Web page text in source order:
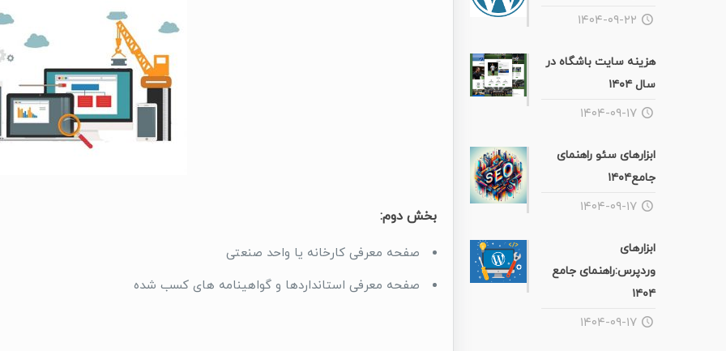
بخش دوم:
صفحه معرفی کارخانه یا واحد صنعتی
صفحه معرفی استانداردها و گواهینامه های کسب شده
۱۴۰۴-۰۹-۲۲
هزینه سایت باشگاه در
سال ۱۴۰۴
۱۴۰۴-۰۹-۱۷
ابزارهای سئو راهنمای
جامع۱۴۰۴
۱۴۰۴-۰۹-۱۷
ابزارهای
وردپرس:راهنمای جامع
۱۴۰۴
۱۴۰۴-۰۹-۱۷